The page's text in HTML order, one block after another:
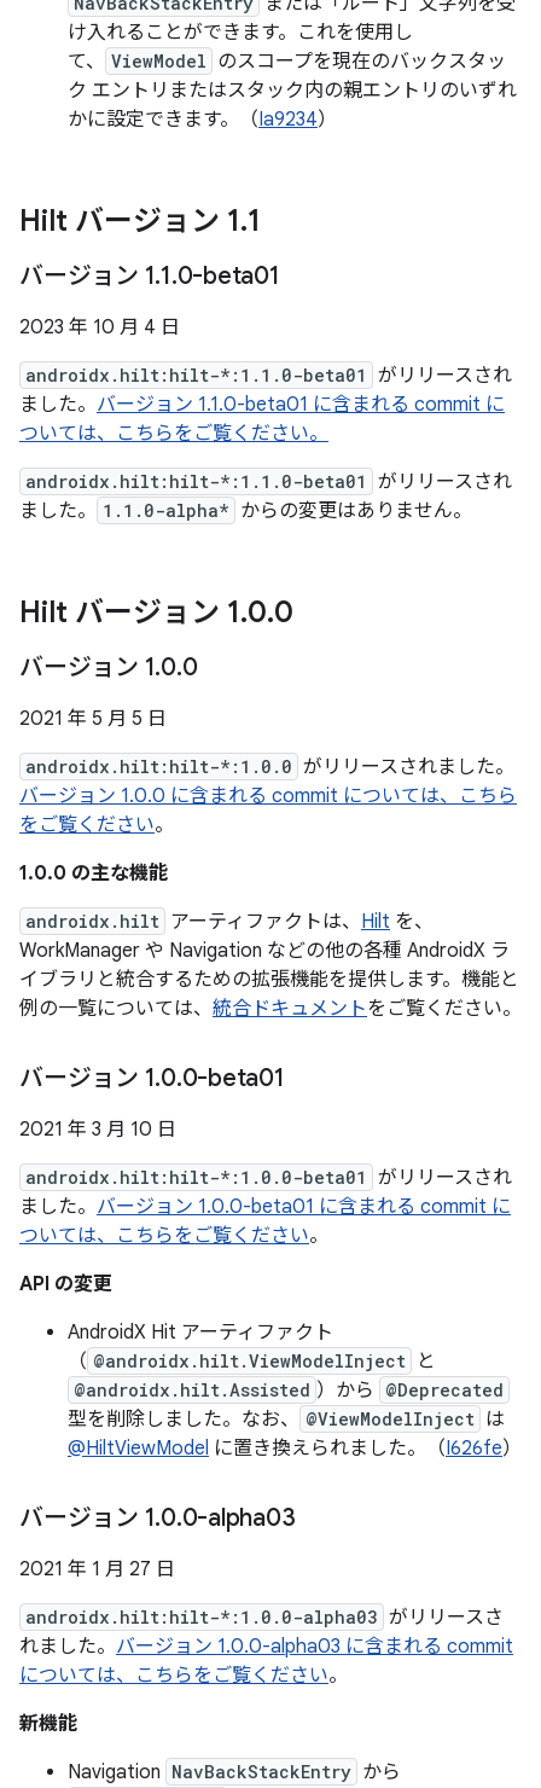
け入れることができます。これを使用し
て、
ViewModel のスコープを現在のバックスタッ
ク エントリまたはスタック内の親エントリのいずれ
かに設定できます。（Ia9234）
Hilt バージョン 1.1
バージョン 1.1.0-beta01
2023 年 10 月 4 日
androidx.hilt:hilt-*:1.1.0-beta01
がリリースされ
ました。 バージョン 1.1.0-beta01 に含まれる commit に
ついては、こちらをご覧ください。
androidx.hilt:hilt-*:1.1.0-beta01
がリリースされ
ました。
1.1.0-alpha* からの変更はありません。
Hilt バージョン 1.0.0
バージョン 1.0.0
2021 年 5 月 5 日
androidx.hilt:hilt-*:1.0.0 がリリースされました。
バージョン 1.0.0 に含まれる commit については、こちら
をご覧ください。
1.0.0 の主な機能
androidx.hilt アーティファクトは、 Hilt を、
WorkManager や Navigation などの他の各種 AndroidX ラ
イブラリと統合するための拡張機能を提供します。機能と
例の一覧については、 統合ドキュメントをご覧ください。
バージョン 1.0.0-beta01
2021 年 3 月 10 日
androidx.hilt:hilt-*:1.0.0-beta01
がリリースされ
ました。 バージョン 1.0.0-beta01 に含まれる commit に
ついては、こちらをご覧ください。
API の変更
AndroidX Hit アーティファクト
（ @androidx.hilt.ViewModelInject と
@androidx.hilt.Assisted ）から @Deprecated
型を削除しました。なお、 @ViewModelInject は
@HiltViewModel に置き換えられました。（I626fe）
バージョン 1.0.0-alpha03
2021 年 1 月 27 日
androidx.hilt:hilt-*:1.0.0-alpha03 がリリースさ
れました。 バージョン 1.0.0-alpha03 に含まれる commit
については、こちらをご覧ください。
新機能
Navigation NavBackStackEntry から